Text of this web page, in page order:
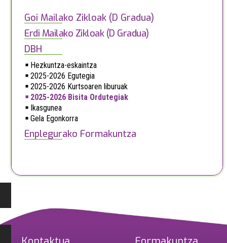
Goi Mailako Zikloak (D Gradua)
Erdi Mailako Zikloak (D Gradua)
DBH
Hezkuntza-eskaintza
2025-2026 Egutegia
2025-2026 Kurtsoaren liburuak
2025-2026 Bisita Ordutegiak
Ikasgunea
Gela Egonkorra
Enplegurako Formakuntza